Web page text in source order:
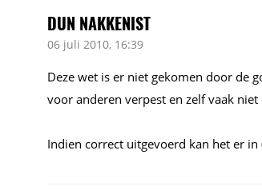
DUN NAKKENIST
06 juli 2010, 16:39
Deze wet is er niet gekomen door de
voor anderen verpest en zelf vaak
Indien correct uitgevoerd kan het er